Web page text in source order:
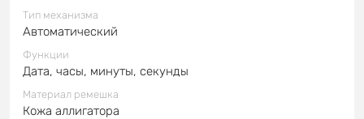
Тип механизма
Автоматический
Функции
Дата, часы, минуты, секунды
Материал ремешка
Кожа аллигатора